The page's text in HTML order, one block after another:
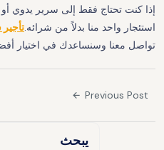
إذا كنت تحتاج فقط إلى سرير يدوي
استئجار واحد منا بدلاً من شرائه.
تواصل معنا وسنساعدك في اختيار
Previous Post
يبحث